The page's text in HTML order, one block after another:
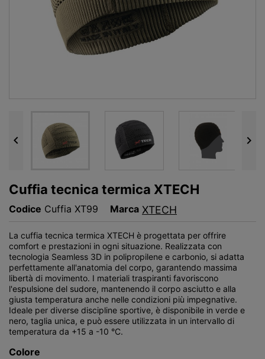
 
Cuffia tecnica termica XTECH
Codice Cuffia XT99 Marca XTECH
La cuffia tecnica termica XTECH è progettata per offrire
comfort e prestazioni in ogni situazione. Realizzata con
tecnologia Seamless 3D in polipropilene e carbonio, si adatta
perfettamente all'anatomia del corpo, garantendo massima
libertà di movimento. I materiali traspiranti favoriscono
l'espulsione del sudore, mantenendo il corpo asciutto e alla
giusta temperatura anche nelle condizioni più impegnative.
Ideale per diverse discipline sportive, è disponibile in verde e
nero, taglia unica, e può essere utilizzata in un intervallo di
temperatura da +15 a -10 °C.
Colore